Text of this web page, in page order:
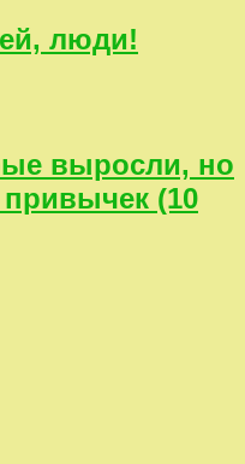
люди!
выросли, но
(10